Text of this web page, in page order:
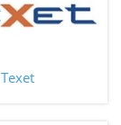
Texet